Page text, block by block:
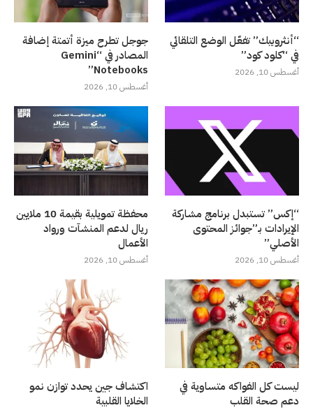
“أنثروبيك” تفعّل الوضع التلقائي
في “كلود كود”
أغسطس 10, 2026
جوجل تطرح ميزة أتمتة إضافة
المصادر في “Gemini
Notebooks”
أغسطس 10, 2026
“إكس” تستبدل برنامج مشاركة
الإيرادات بـ”جوائز المحتوى
الأصلي”
أغسطس 10, 2026
محفظة تمويلية بقيمة 10 ملايين
ريال لدعم المنشآت ورواد
الأعمال
أغسطس 10, 2026
ليست كل الفواكه متساوية في
دعم صحة القلب
اكتشاف جين يحدد توازن نمو
الخلايا القلبية